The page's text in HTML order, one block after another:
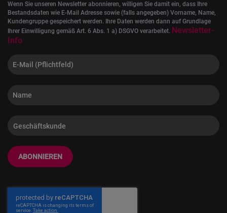
Wenn Sie unseren Newsletter abonnieren, willigen Sie damit ein, dass Ihre
Bestandsdaten wie E-Mail Adresse sowie (falls angegeben) Vorname, Name,
Kundengruppe gespeichert werden. Ihre Daten werden dann auf Grundlage
Ihrer Einwilligung gemäß Art. 6 Abs. 1 a) DSGVO verarbeitet. Newsletter-
Info
ABONNIEREN